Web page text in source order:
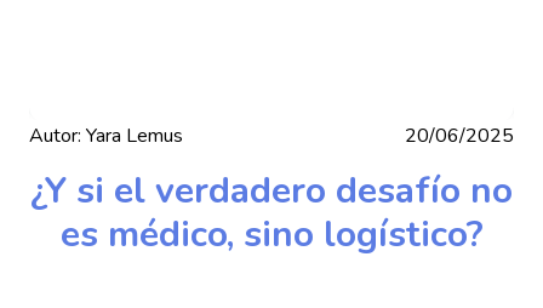
Autor: Yara Lemus 20/06/2025
¿Y si el verdadero desafío no
es médico, sino logístico?